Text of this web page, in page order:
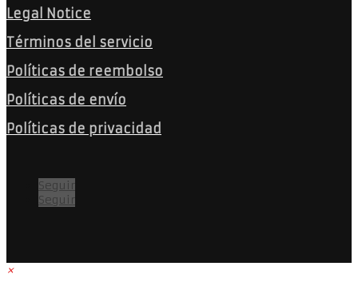
Legal Notice
Términos del servicio
Políticas de reembolso
Políticas de envío
Políticas de privacidad
Seguir
Seguir
×